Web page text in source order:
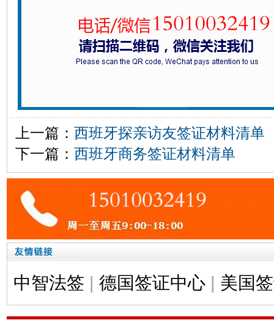
上一篇： 西班牙探亲访友签证材料清单
下一篇： 西班牙商务签证材料清单
中智法签 | 德国签证中心 | 美国